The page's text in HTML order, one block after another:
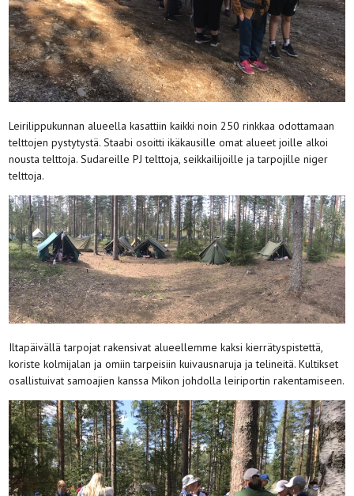
Leirilippukunnan alueella kasattiin kaikki noin 250 rinkkaa odottamaan
telttojen pystytystä. Staabi osoitti ikäkausille omat alueet joille alkoi
nousta telttoja. Sudareille PJ telttoja, seikkailijoille ja tarpojille niger
telttoja.
Iltapäivällä tarpojat rakensivat alueellemme kaksi kierrätyspistettä,
koriste kolmijalan ja omiin tarpeisiin kuivausnaruja ja telineitä. Kultikset
osallistuivat samoajien kanssa Mikon johdolla leiriportin rakentamiseen.